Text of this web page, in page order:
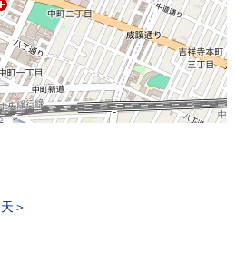
＞